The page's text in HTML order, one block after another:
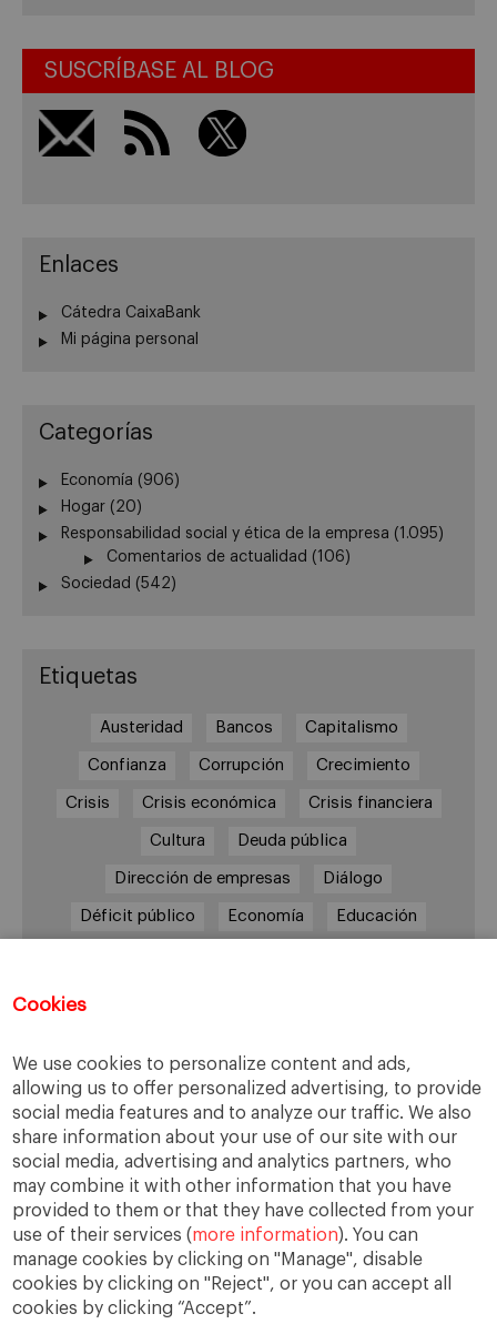
Cookies
We use cookies to personalize content and ads,
allowing us to offer personalized advertising, to provide
social media features and to analyze our traffic. We also
share information about your use of our site with our
social media, advertising and analytics partners, who
may combine it with other information that you have
provided to them or that they have collected from your
use of their services (more information). You can
manage cookies by clicking on "Manage", disable
cookies by clicking on "Reject", or you can accept all
cookies by clicking “Accept”.
SUSCRÍBASE AL BLOG
Enlaces
Cátedra CaixaBank
Mi página personal
Categorías
Economía (906)
Hogar (20)
Responsabilidad social y ética de la empresa (1.095)
Comentarios de actualidad (106)
Sociedad (542)
Etiquetas
Austeridad Bancos Capitalismo
Confianza Corrupción Crecimiento
Crisis Crisis económica Crisis financiera
Cultura Deuda pública
Dirección de empresas Diálogo
Déficit público Economía Educación
Política Recesión Recuperación
Reforma laboral Reformas responsabilidad
Responsabilidad social RSC RSE
Sindicatos Sistema financiero Sociedad
Sostenibilidad Trabajo Valores Virtudes
Ética Ética de la empresa